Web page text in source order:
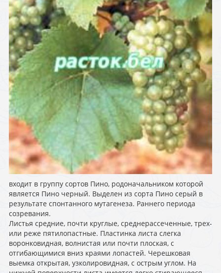
входит в группу сортов Пино, родоначальником которой
является Пино черный. Выделен из сорта Пино серый в
результате спонтанного мутагенеза. Раннего периода
созревания.
Листья средние, почти круглые, среднерассеченные, трех-
или реже пятилопастные. Пластинка листа слегка
воронковидная, волнистая или почти плоская, с
отгибающимися вниз краями лопастей. Черешковая
выемка открытая, узколировидная, с острым углом. На